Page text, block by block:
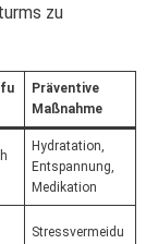
zu
Präventive
Maßnahme
Hydratation,
Entspannung,
Medikation
Stressvermeidu